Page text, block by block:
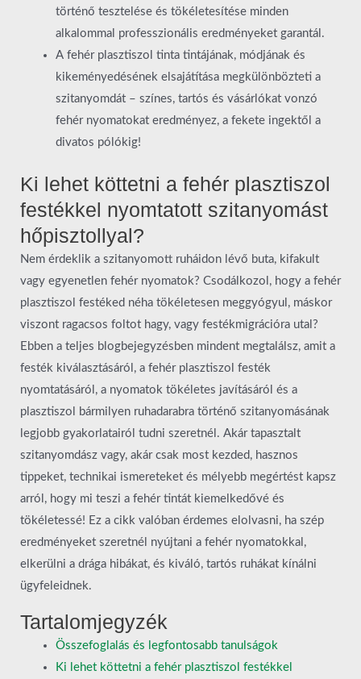
történő tesztelése és tökéletesítése minden
alkalommal professzionális eredményeket garantál.
A fehér plasztiszol tinta tintájának, módjának és
kikeményedésének elsajátítása megkülönbözteti a
szitanyomdát – színes, tartós és vásárlókat vonzó
fehér nyomatokat eredményez, a fekete ingektől a
divatos pólókig!
Ki lehet köttetni a fehér plasztiszol
festékkel nyomtatott szitanyomást
hőpisztollyal?
Nem érdeklik a szitanyomott ruháidon lévő buta, kifakult
vagy egyenetlen fehér nyomatok? Csodálkozol, hogy a fehér
plasztiszol festéked néha tökéletesen meggyógyul, máskor
viszont ragacsos foltot hagy, vagy festékmigrációra utal?
Ebben a teljes blogbejegyzésben mindent megtalálsz, amit a
festék kiválasztásáról, a fehér plasztiszol festék
nyomtatásáról, a nyomatok tökéletes javításáról és a
plasztiszol bármilyen ruhadarabra történő szitanyomásának
legjobb gyakorlatairól tudni szeretnél. Akár tapasztalt
szitanyomdász vagy, akár csak most kezded, hasznos
tippeket, technikai ismereteket és mélyebb megértést kapsz
arról, hogy mi teszi a fehér tintát kiemelkedővé és
tökéletessé! Ez a cikk valóban érdemes elolvasni, ha szép
eredményeket szeretnél nyújtani a fehér nyomatokkal,
elkerülni a drága hibákat, és kiváló, tartós ruhákat kínálni
ügyfeleidnek.
Tartalomjegyzék
Összefoglalás és legfontosabb tanulságok
Ki lehet köttetni a fehér plasztiszol festékkel